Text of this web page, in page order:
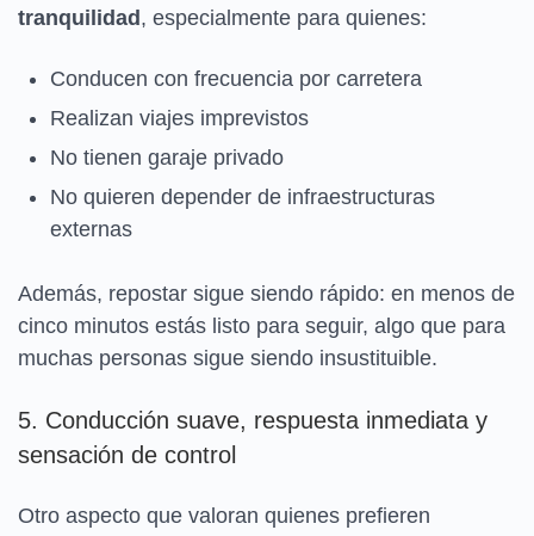
tranquilidad , especialmente para quienes:
Conducen con frecuencia por carretera
Realizan viajes imprevistos
No tienen garaje privado
No quieren depender de infraestructuras
externas
Además, repostar sigue siendo rápido: en menos de
cinco minutos estás listo para seguir, algo que para
muchas personas sigue siendo insustituible.
5. Conducción suave, respuesta inmediata y
sensación de control
Otro aspecto que valoran quienes prefieren